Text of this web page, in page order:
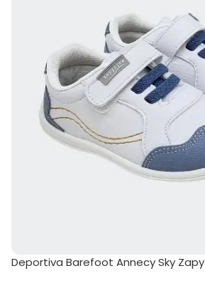
Deportiva Barefoot Annecy Sky Zapy